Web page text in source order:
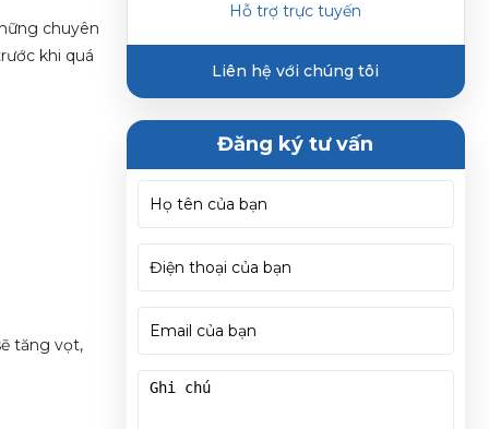
chuyên
khi quá
tăng vọt,
Hỗ trợ trực tuyến
Liên hệ với chúng tôi
Đăng ký tư vấn